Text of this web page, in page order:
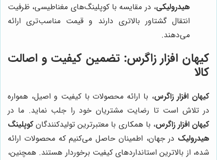
هیدرولیکی، در مقایسه با کوپلینگ‌های مغناطیسی، ظرفیت
انتقال گشتاور بالاتری دارند و قیمت مناسب‌تری ارائه
می‌دهند.
کیهان افزار زاگرس: تضمین کیفیت و اصالت
کالا
کیهان افزار زاگرس، با ارائه محصولات با کیفیت و اصیل، همواره
در تلاش است تا رضایت مشتریان خود را جلب نماید. ما در
کیهان افزار زاگرس، با همکاری با معتبرترین تولیدکنندگان کوپلینگ
هیدرولیک در جهان، اطمینان حاصل می‌کنیم که محصولات ارائه
شده، از بالاترین استانداردهای کیفیت برخوردار هستند. همچنین،